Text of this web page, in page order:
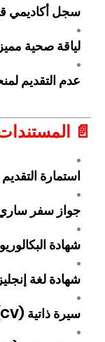
سجل أكاديمي
لياقة صحية مميزة
عدم التقديم
📄
استمارة التقديم
جواز سفر
شهادة
شهادة لغة
سيرة ذاتية (CV)